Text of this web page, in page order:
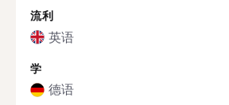
流利
英语
学
德语